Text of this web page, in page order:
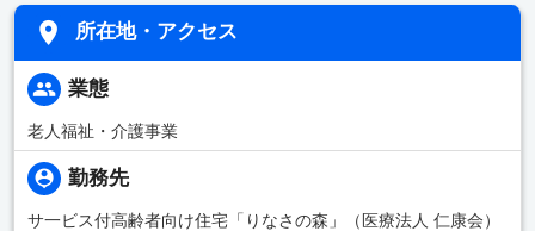
所在地・アクセス
業態
老人福祉・介護事業
勤務先
サ一ビス付高齢者向け住宅「りなさの森」（医療法人 仁康会）